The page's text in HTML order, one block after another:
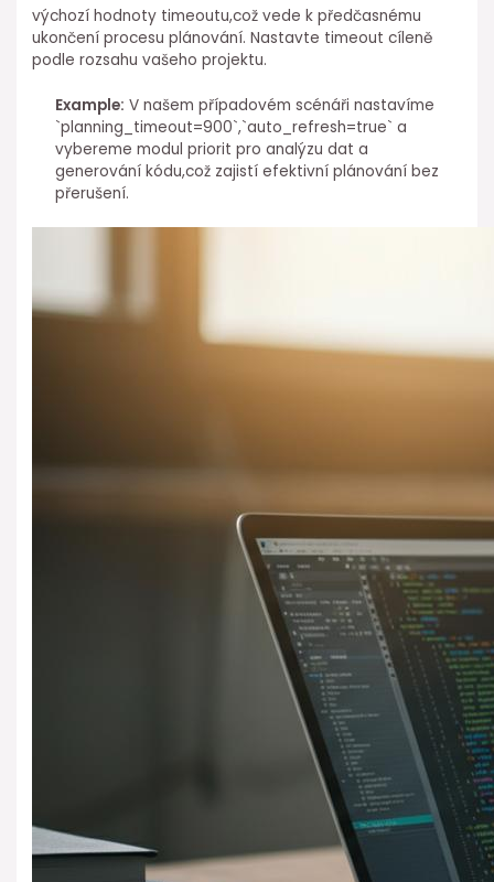
výchozí hodnoty timeoutu,což vede ⁢k předčasnému
ukončení procesu plánování. Nastavte timeout cíleně
podle rozsahu vašeho projektu.
Example: V našem případovém scénáři nastavíme
`planning_timeout=900`,`auto_refresh=true` a
vybereme modul priorit pro analýzu⁣ dat a
generování⁤ kódu,což⁢ zajistí efektivní plánování bez
přerušení.